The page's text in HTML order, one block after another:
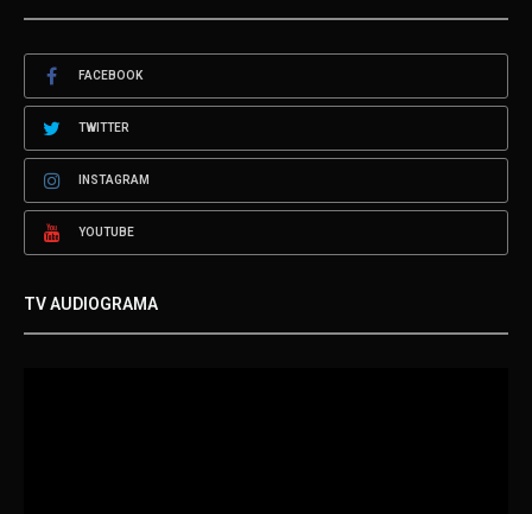
FACEBOOK
TWITTER
INSTAGRAM
YOUTUBE
TV AUDIOGRAMA